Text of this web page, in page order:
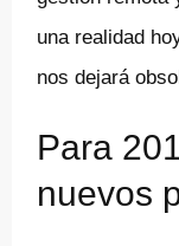
una realidad
nos dejará
Para
nuevos